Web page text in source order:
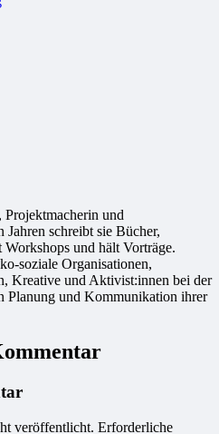
und
schreibt sie Bücher,
und hält Vorträge.
soziale Organisationen,
Kreative und Aktivist:innen bei der
Planung und Kommunikation ihrer
veröffentlicht. Erforderliche